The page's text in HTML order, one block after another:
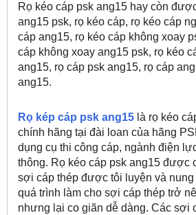
Rọ kéo cáp psk ang15 hay còn
ang15 psk, rọ kéo cáp, rọ kéo cáp
cáp ang15, rọ kéo cáp không xoay
cáp không xoay ang15 psk, rọ kéo
ang15, rọ cáp psk ang15, rọ cáp
ang15.
Rọ kép cáp psk ang15 là rọ kéo
chính hãng tại đài loan của hãng
dụng cụ thi công cáp, ngành điện
thông. Rọ kéo cáp psk ang15 được
sợi cáp thép được tôi luyện và
quá trình làm cho sợi cáp thép trở
nhưng lại co giãn dễ dàng. Các sợi